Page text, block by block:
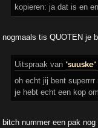
kopieren: ja dat is en
nogmaals tis QUOTEN je
Uitspraak van*suuske*
oh echt jij bent superrrr
je hebt echt een kop
bitch nummer een pak nog